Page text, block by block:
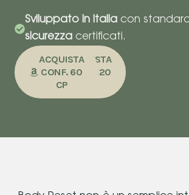
Sviluppato in Italia con
sicurezza certificati.
ACQUISTA
CONF. 120
ACQUISTA
CONF. 60
CP